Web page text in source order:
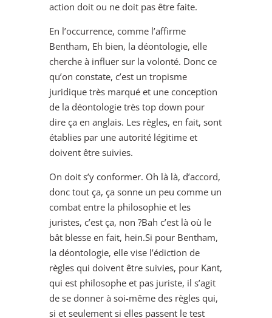
action doit ou ne doit pas être faite.
En l’occurrence, comme l’affirme
Bentham, Eh bien, la déontologie, elle
cherche à influer sur la volonté. Donc ce
qu’on constate, c’est un tropisme
juridique très marqué et une conception
de la déontologie très top down pour
dire ça en anglais. Les règles, en fait, sont
établies par une autorité légitime et
doivent être suivies.
On doit s’y conformer. Oh là là, d’accord,
donc tout ça, ça sonne un peu comme un
combat entre la philosophie et les
juristes, c’est ça, non ?Bah c’est là où le
bât blesse en fait, hein.Si pour Bentham,
la déontologie, elle vise l’édiction de
règles qui doivent être suivies, pour Kant,
qui est philosophe et pas juriste, il s’agit
de se donner à soi-même des règles qui,
si et seulement si elles passent le test